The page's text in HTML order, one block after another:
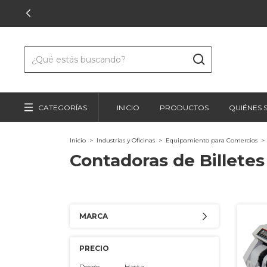
CATEGORÍAS INICIO PRODUCTOS QUIÉNES
Inicio > Industrias y Oficinas > Equipamiento para Comercios >
Contadoras de Billetes
MARCA
PRECIO